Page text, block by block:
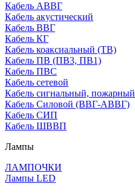
Кабель АВВГ
Кабель акустический
Кабель ВВГ
Кабель КГ
Кабель коаксиальный (ТВ)
Кабель ПВ (ПВ3, ПВ1)
Кабель ПВС
Кабель сетевой
Кабель сигнальный, пожарный
Кабель Силовой (ВВГ-АВВГ)
Кабель СИП
Кабель ШВВП
Лампы
ЛАМПОЧКИ
Лампы LED